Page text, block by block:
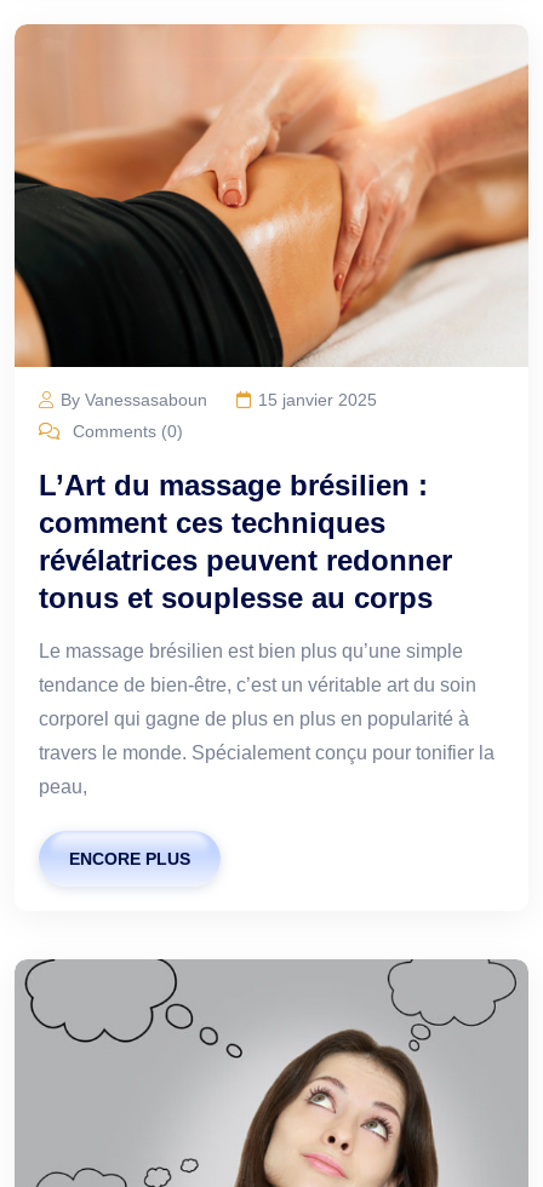
By Vanessasaboun
15 janvier 2025
Comments (0)
L’Art du massage brésilien :
comment ces techniques
révélatrices peuvent redonner
tonus et souplesse au corps
Le massage brésilien est bien plus qu’une simple
tendance de bien-être, c’est un véritable art du soin
corporel qui gagne de plus en plus en popularité à
travers le monde. Spécialement conçu pour tonifier la
peau,
ENCORE PLUS